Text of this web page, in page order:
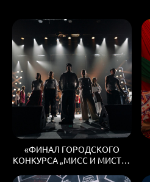
«ФИНАЛ ГОРОДСКОГО
КОНКУРСА „МИСС И МИСТЕР